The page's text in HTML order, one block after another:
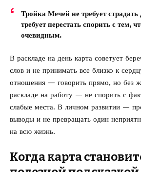
Тройка Мечей не требует
требует перестать спорить с тем,
очевидным.
В раскладе на день карта советует
слов и не принимать все близко к
отношения — говорить прямо, но без
раскладе на работу — не спорить с
слабые места. В личном развитии —
выводы и не превращать один
на всю жизнь.
Когда карта